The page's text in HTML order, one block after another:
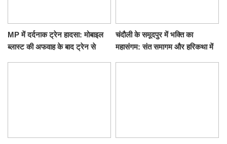
MP में दर्दनाक ट्रेन हादसा: मोबाइल
ब्लास्ट की अफवाह के बाद ट्रेन से
चंदौली के समूदपुर में भक्ति का
महासंगम: संत समागम और हरिकथा में